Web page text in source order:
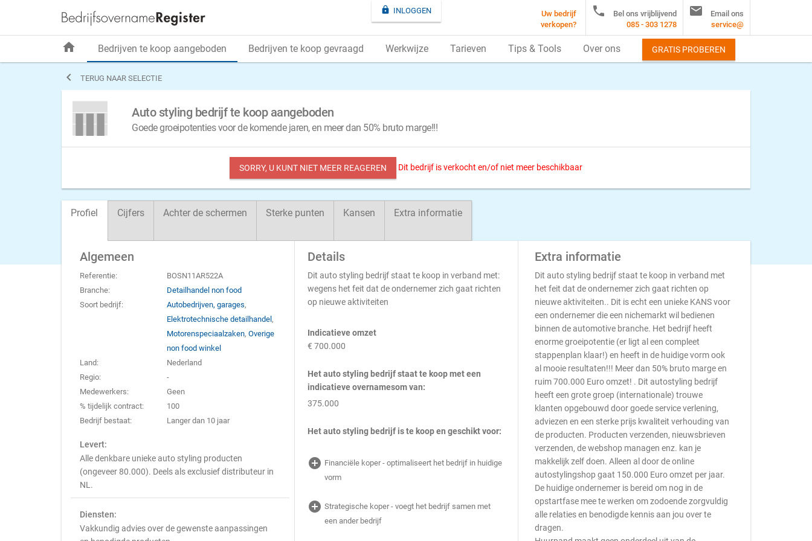
 TERUG NAAR SELECTIE
Auto styling bedrijf te koop aangeboden
Goede groeipotenties voor de komende jaren, en meer dan 50% bruto marge!!!
SORRY, U KUNT NIET MEER REAGEREN Dit bedrijf is verkocht en/of niet meer beschikbaar
Profiel Cijfers Achter de schermen Sterke punten Kansen Extra informatie
Algemeen
Referentie:
BOSN11AR522A
Branche:
Detailhandel non food
Soort bedrijf:
Autobedrijven, garages,
Elektrotechnische detailhandel,
Motorenspeciaalzaken,Overige
non food winkel
Land:
Nederland
Regio:
-
Medewerkers:
Geen
% tijdelijk contract:
100
Bedrijf bestaat:
Langer dan 10 jaar
Levert:
Alle denkbare unieke auto styling producten
(ongeveer 80.000). Deels als exclusief distributeur in
NL.
Diensten:
Vakkundig advies over de gewenste aanpassingen
Details
Dit auto styling bedrijf staat te koop in verband met:
wegens het feit dat de ondernemer zich gaat richten
op nieuwe aktiviteiten
Indicatieve omzet
€ 700.000
Het auto styling bedrijf staat te koop met een
indicatieve overnamesom van:
375.000
Het auto styling bedrijf is te koop en geschikt voor:
add_circle Financiële koper - optimaliseert het bedrijf in huidige
vorm
add_circle Strategische koper - voegt het bedrijf samen met
een ander bedrijf
Extra informatie
Dit auto styling bedrijf staat te koop in verband met
het feit dat de ondernemer zich gaat richten op
nieuwe aktiviteiten.. Dit is echt een unieke KANS voor
een ondernemer die een nichemarkt wil bedienen
binnen de automotive branche. Het bedrijf heeft
enorme groeipotentie (er ligt al een compleet
stappenplan klaar!) en heeft in de huidige vorm ook
al mooie resultaten!!! Meer dan 50% bruto marge en
ruim 700.000 Euro omzet! . Dit autostyling bedrijf
heeft een grote groep (internationale) trouwe
klanten opgebouwd door goede service verlening,
adviezen en een sterke prijs kwaliteit verhouding van
de producten. Producten verzenden, nieuwsbrieven
verzenden, de webshop managen enz. kan je
makkelijk zelf doen. Alleen al door de online
autostylingshop gaat 150.000 Euro omzet per jaar.
De huidige ondernemer is bereid om nog in de
opstartfase mee te werken om zodoende zorgvuldig
alle relaties en benodigde kennis aan jou over te
dragen.
 INLOGGEN
Uw bedrijf
verkopen?

Bel ons vrijblijvend
085 - 303 1278

Email ons
service@
home Bedrijven te koop aangeboden Bedrijven te koop gevraagd Werkwijze Tarieven Tips & Tools Over ons GRATIS PROBEREN